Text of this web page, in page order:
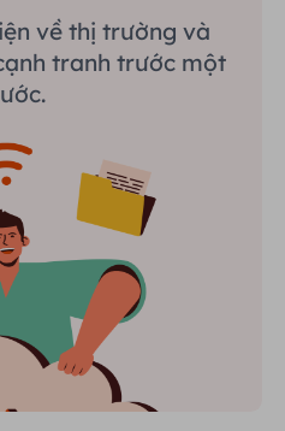
về thị trường và
tranh trước một